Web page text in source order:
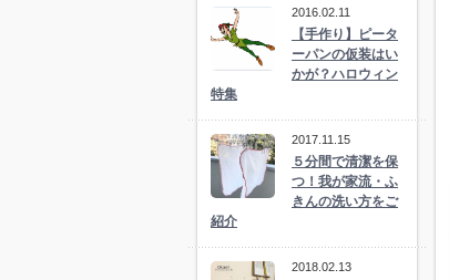
2016.02.11
【手作り】ピータ
ーパンの仮装はい
かが？ハロウィン
特集
2017.11.15
５分間で清潔を保
つ！我が家流・ふ
きんの洗い方をご
紹介
2018.02.13